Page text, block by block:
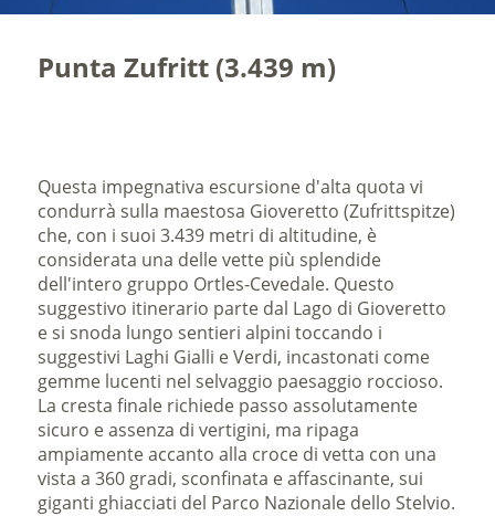
Punta Zufritt (3.439 m)
Questa impegnativa escursione d'alta quota vi
condurrà sulla maestosa Gioveretto (Zufrittspitze)
che, con i suoi 3.439 metri di altitudine, è
considerata una delle vette più splendide
dell'intero gruppo Ortles-Cevedale. Questo
suggestivo itinerario parte dal Lago di Gioveretto
e si snoda lungo sentieri alpini toccando i
suggestivi Laghi Gialli e Verdi, incastonati come
gemme lucenti nel selvaggio paesaggio roccioso.
La cresta finale richiede passo assolutamente
sicuro e assenza di vertigini, ma ripaga
ampiamente accanto alla croce di vetta con una
vista a 360 gradi, sconfinata e affascinante, sui
giganti ghiacciati del Parco Nazionale dello Stelvio.